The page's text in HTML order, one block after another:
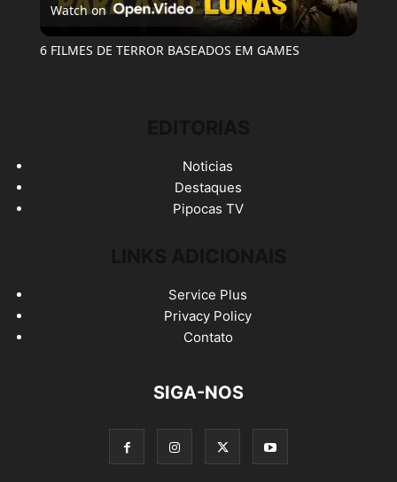
Video
Watch on
6 FILMES DE TERROR BASEADOS EM GAMES
Noticias
Destaques
Pipocas TV
Service Plus
Privacy Policy
Contato
SIGA-NOS